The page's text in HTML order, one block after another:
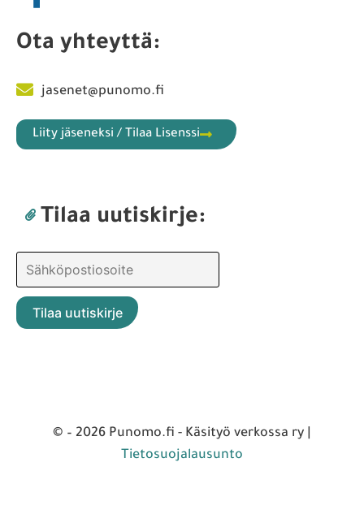
Ota yhteyttä:
jasenet@punomo.fi
Liity jäseneksi / Tilaa Lisenssi
Tilaa uutiskirje:
© – 2026 Punomo.fi - Käsityö verkossa ry |
Tietosuojalausunto